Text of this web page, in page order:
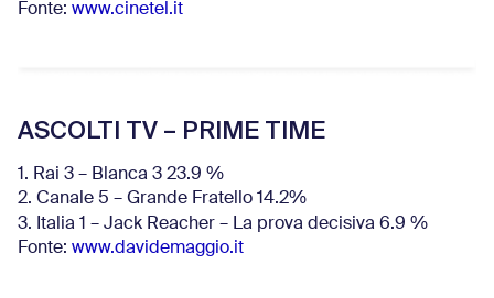
Fonte: www.cinetel.it
ASCOLTI TV – PRIME TIME
1. Rai 3 – Blanca 3 23.9 %
2. Canale 5 – Grande Fratello 14.2%
3. Italia 1 – Jack Reacher – La prova decisiva 6.9 %
Fonte: www.davidemaggio.it